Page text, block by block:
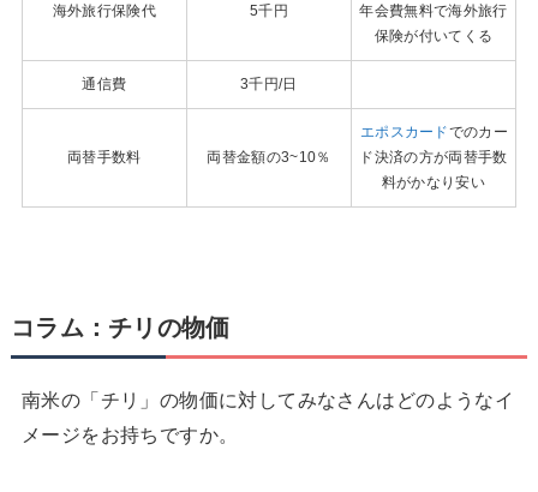
海外旅行保険代 5千円
年会費無料で海外旅行
保険が付いてくる
通信費 3千円/日
両替手数料 両替金額の3~10％
エポスカードでのカー
ド決済の方が両替手数
料がかなり安い
コラム：チリの物価
南米の「チリ」の物価に対してみなさんはどのようなイ
メージをお持ちですか。